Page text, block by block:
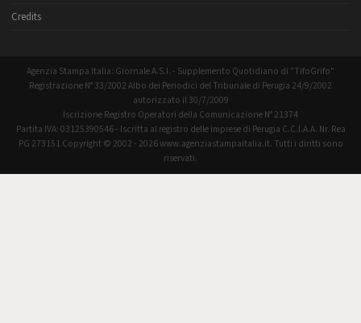
Credits
Agenzia Stampa Italia: Giornale A.S.I. - Supplemento Quotidiano di "TifoGrifo"
Registrazione N° 33/2002 Albo dei Periodici del Tribunale di Perugia 24/9/2002
autorizzato il 30/7/2009
Iscrizione Registro Operatori della Comunicazione N° 21374
Partita IVA: 03125390546 - Iscritta al registro delle imprese di Perugia C.C.I.A.A. Nr. Rea
PG 273151 Copyright © 2002 - 2026 www.agenziastampaitalia.it. Tutti i diritti sono
riservati.